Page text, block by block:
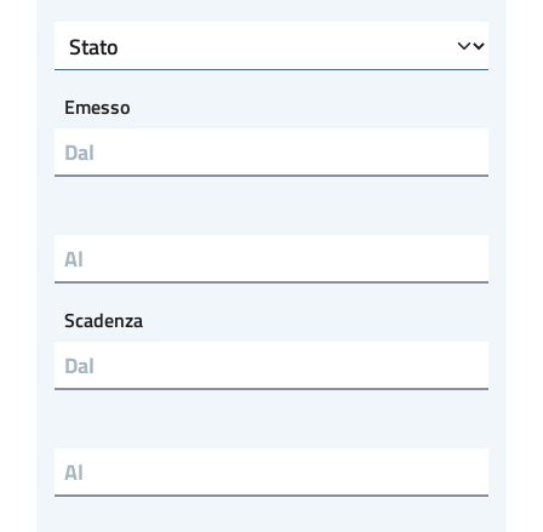
Stato
Emesso
Emesso al
Scadenza
Scadenza al